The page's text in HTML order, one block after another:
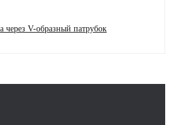
через V-образный патрубок